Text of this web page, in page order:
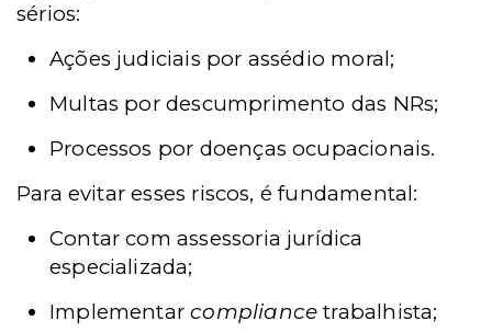
sérios:
Ações judiciais por assédio moral;
Multas por descumprimento das NRs;
Processos por doenças ocupacionais.
Para evitar esses riscos, é fundamental:
Contar com assessoria jurídica
especializada;
Implementarcompliance trabalhista;